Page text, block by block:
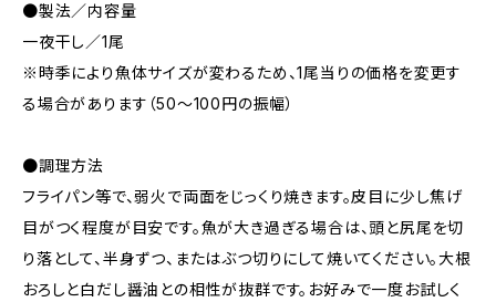
●製法／内容量
一夜干し／1尾
※時季により魚体サイズが変わるため、1尾当りの価格を変更す
る場合があります（50〜100円の振幅）
●調理方法
フライパン等で、弱火で両面をじっくり焼きます。皮目に少し焦げ
目がつく程度が目安です。魚が大き過ぎる場合は、頭と尻尾を切
り落として、半身ずつ、またはぶつ切りにして焼いてください。大根
おろしと白だし醤油との相性が抜群です。お好みで一度お試しく